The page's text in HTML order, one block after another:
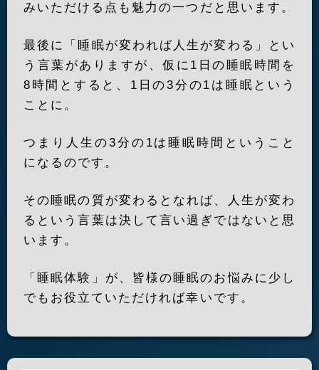
みいただける点も魅力の一つだと思います。
最後に「睡眠が変われば人生が変わる」とい
う言葉がありますが、仮に1日の睡眠時間を
8時間とすると、1日の3分の1は睡眠という
ことに。
つまり人生の3分の1は睡眠時間ということ
になるのです。
その睡眠の質が変わるとなれば、人生が変わ
るという言葉は決して言い過ぎではないと思
います。
「睡眠体験」が、皆様の睡眠のお悩みに少し
でもお役立ていただければ幸いです。